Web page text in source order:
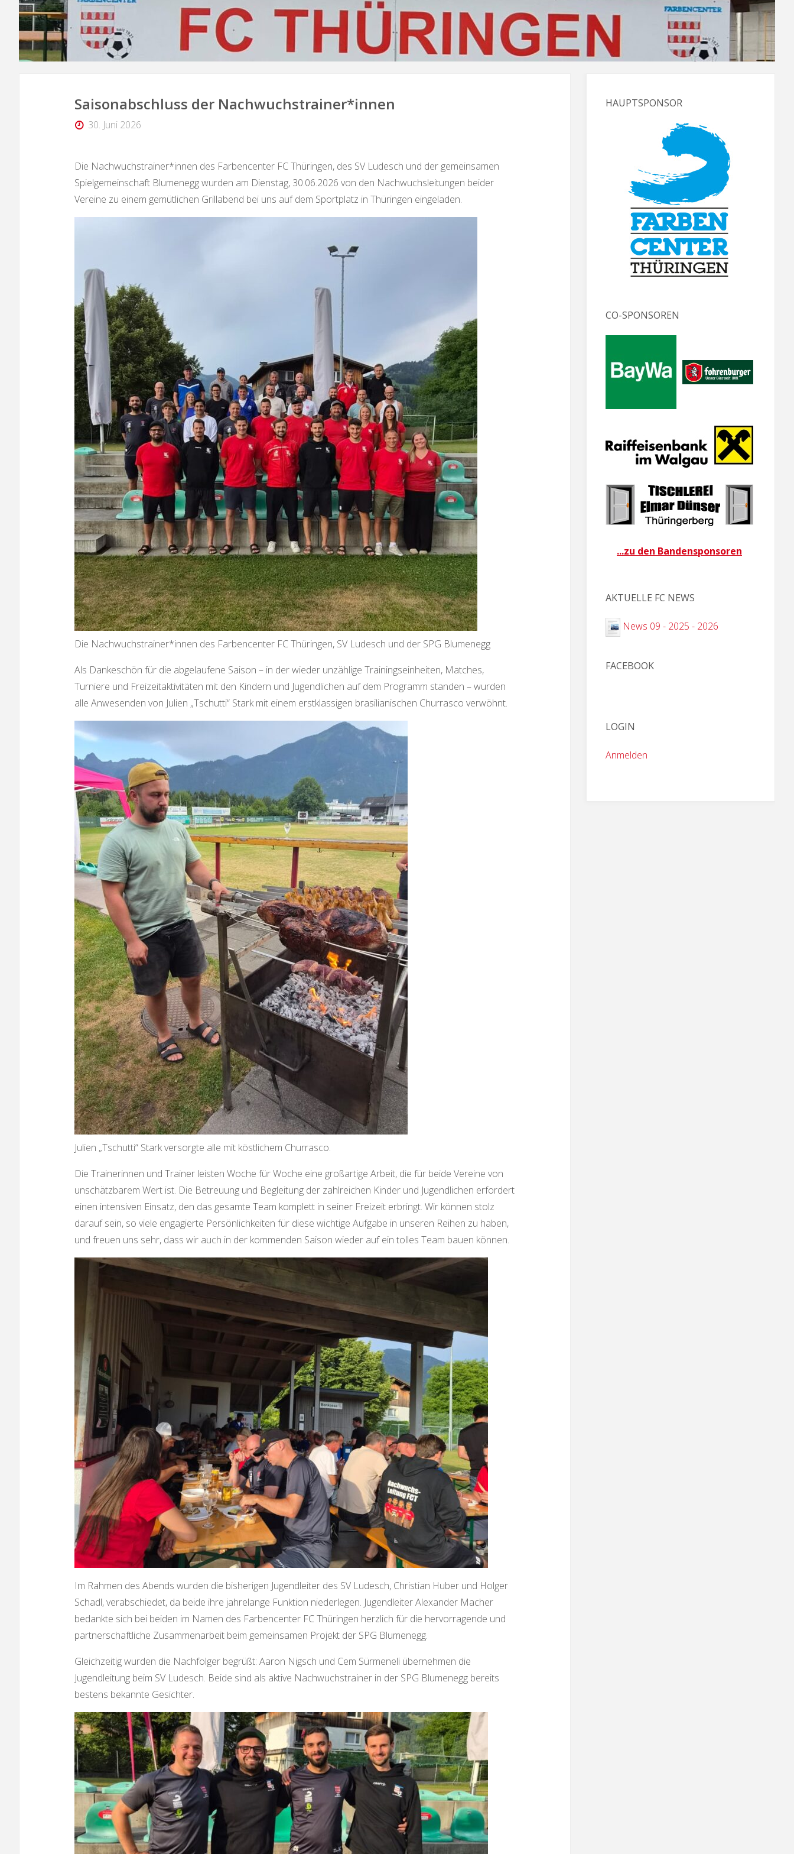
Saisonabschluss der Nachwuchstrainer*innen
30. Juni 2026
Die Nachwuchstrainer*innen des Farbencenter FC Thüringen, des SV Ludesch und der gemeinsamen
Spielgemeinschaft Blumenegg wurden am Dienstag, 30.06.2026 von den Nachwuchsleitungen beider
Vereine zu einem gemütlichen Grillabend bei uns auf dem Sportplatz in Thüringen eingeladen.
Die Nachwuchstrainer*innen des Farbencenter FC Thüringen, SV Ludesch und der SPG Blumenegg
Als Dankeschön für die abgelaufene Saison – in der wieder unzählige Trainingseinheiten, Matches,
Turniere und Freizeitaktivitäten mit den Kindern und Jugendlichen auf dem Programm standen – wurden
alle Anwesenden von Julien „Tschutti“ Stark mit einem erstklassigen brasilianischen Churrasco verwöhnt.
Julien „Tschutti“ Stark versorgte alle mit köstlichem Churrasco.
Die Trainerinnen und Trainer leisten Woche für Woche eine großartige Arbeit, die für beide Vereine von
unschätzbarem Wert ist. Die Betreuung und Begleitung der zahlreichen Kinder und Jugendlichen erfordert
einen intensiven Einsatz, den das gesamte Team komplett in seiner Freizeit erbringt. Wir können stolz
darauf sein, so viele engagierte Persönlichkeiten für diese wichtige Aufgabe in unseren Reihen zu haben,
und freuen uns sehr, dass wir auch in der kommenden Saison wieder auf ein tolles Team bauen können.
Im Rahmen des Abends wurden die bisherigen Jugendleiter des SV Ludesch, Christian Huber und Holger
Schadl, verabschiedet, da beide ihre jahrelange Funktion niederlegen. Jugendleiter Alexander Macher
bedankte sich bei beiden im Namen des Farbencenter FC Thüringen herzlich für die hervorragende und
partnerschaftliche Zusammenarbeit beim gemeinsamen Projekt der SPG Blumenegg.
Gleichzeitig wurden die Nachfolger begrüßt: Aaron Nigsch und Cem Sürmeneli übernehmen die
Jugendleitung beim SV Ludesch. Beide sind als aktive Nachwuchstrainer in der SPG Blumenegg bereits
bestens bekannte Gesichter.
HAUPTSPONSOR
CO-SPONSOREN
...zu den Bandensponsoren
AKTUELLE FC NEWS
News 09 - 2025 - 2026
FACEBOOK
LOGIN
Anmelden